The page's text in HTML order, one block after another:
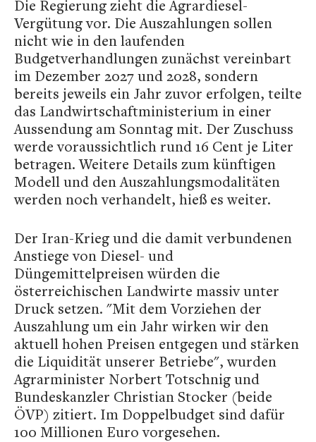
Die Regierung zieht die Agrardiesel-
Vergütung vor. Die Auszahlungen sollen
nicht wie in den laufenden
Budgetverhandlungen zunächst vereinbart
im Dezember 2027 und 2028, sondern
bereits jeweils ein Jahr zuvor erfolgen, teilte
das Landwirtschaftministerium in einer
Aussendung am Sonntag mit. Der Zuschuss
werde voraussichtlich rund 16 Cent je Liter
betragen. Weitere Details zum künftigen
Modell und den Auszahlungsmodalitäten
werden noch verhandelt, hieß es weiter.
Der Iran-Krieg und die damit verbundenen
Anstiege von Diesel- und
Düngemittelpreisen würden die
österreichischen Landwirte massiv unter
Druck setzen. "Mit dem Vorziehen der
Auszahlung um ein Jahr wirken wir den
aktuell hohen Preisen entgegen und stärken
die Liquidität unserer Betriebe", wurden
Agrarminister Norbert Totschnig und
Bundeskanzler Christian Stocker (beide
ÖVP) zitiert. Im Doppelbudget sind dafür
100 Millionen Euro vorgesehen.